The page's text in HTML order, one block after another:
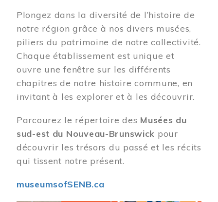
Plongez dans la diversité de l’histoire de
notre région grâce à nos divers musées,
piliers du patrimoine de notre collectivité.
Chaque établissement est unique et
ouvre une fenêtre sur les différents
chapitres de notre histoire commune, en
invitant à les explorer et à les découvrir.
Parcourez le répertoire des Musées du
sud-est du Nouveau-Brunswick pour
découvrir les trésors du passé et les récits
qui tissent notre présent.
museumsofSENB.ca